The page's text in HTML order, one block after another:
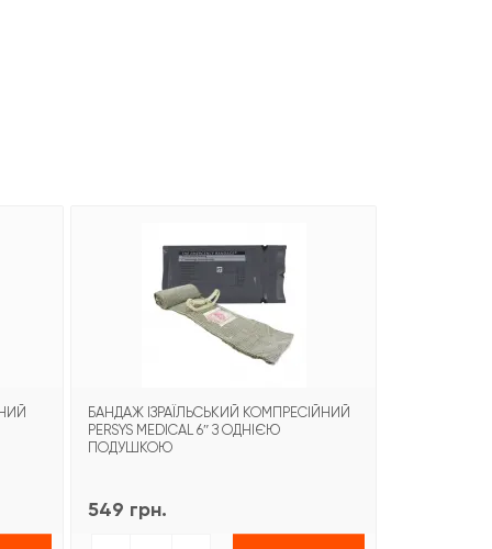
БАНДАЖ ІЗРАЇЛЬСЬКИЙ КОМПРЕСІЙНИЙ
PERSYS MEDICAL 6″ З ОДНІЄЮ
ПОДУШКОЮ
549 грн.